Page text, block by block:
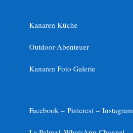
Kanaren Küche
Outdoor-Abenteuer
Kanaren Foto Galerie
Facebook – Pinterest – Instagram